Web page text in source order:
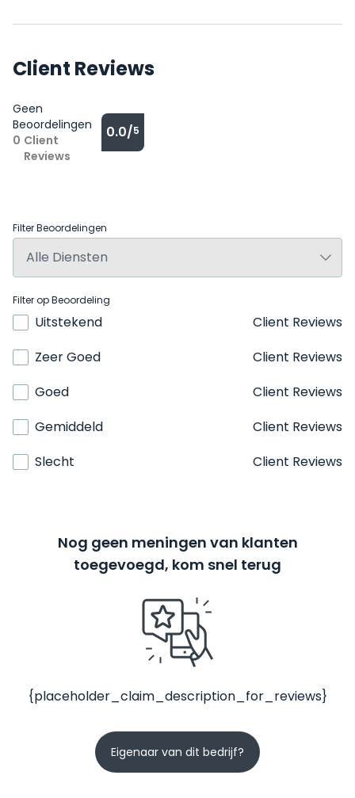
Client Reviews
Geen
Beoordelingen
0 Client
Reviews
0.0/5
Filter Beoordelingen
Filter op Beoordeling
Uitstekend
Client Reviews
Zeer Goed
Client Reviews
Goed
Client Reviews
Gemiddeld
Client Reviews
Slecht
Client Reviews
Nog geen meningen van klanten
toegevoegd, kom snel terug
{placeholder_claim_description_for_reviews}
Eigenaar van dit bedrijf?